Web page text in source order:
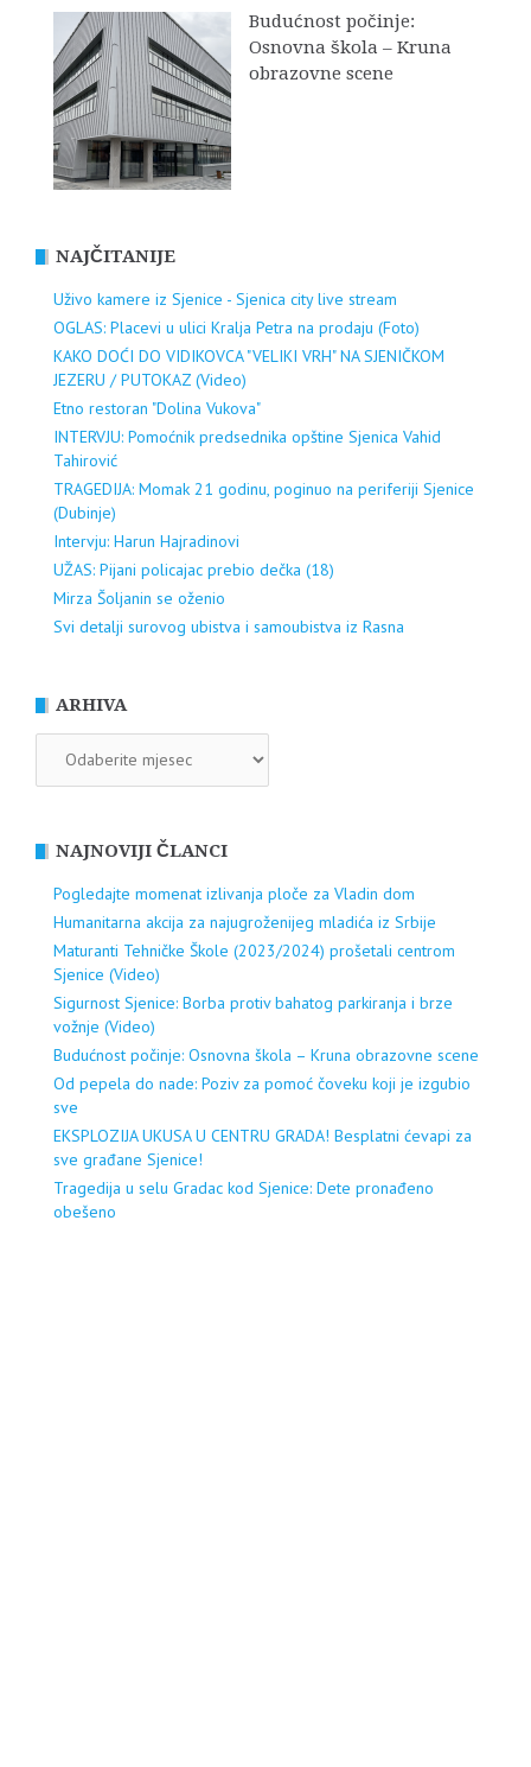
Budućnost počinje:
Osnovna škola – Kruna
obrazovne scene
NAJČITANIJE
Uživo kamere iz Sjenice - Sjenica city live stream
OGLAS: Placevi u ulici Kralja Petra na prodaju (Foto)
KAKO DOĆI DO VIDIKOVCA "VELIKI VRH" NA SJENIČKOM
JEZERU / PUTOKAZ (Video)
Etno restoran "Dolina Vukova"
INTERVJU: Pomoćnik predsednika opštine Sjenica Vahid
Tahirović
TRAGEDIJA: Momak 21 godinu, poginuo na periferiji Sjenice
(Dubinje)
Intervju: Harun Hajradinovi
UŽAS: Pijani policajac prebio dečka (18)
Mirza Šoljanin se oženio
Svi detalji surovog ubistva i samoubistva iz Rasna
ARHIVA
NAJNOVIJI ČLANCI
Pogledajte momenat izlivanja ploče za Vladin dom
Humanitarna akcija za najugroženijeg mladića iz Srbije
Maturanti Tehničke Škole (2023/2024) prošetali centrom
Sjenice (Video)
Sigurnost Sjenice: Borba protiv bahatog parkiranja i brze
vožnje (Video)
Budućnost počinje: Osnovna škola – Kruna obrazovne scene
Od pepela do nade: Poziv za pomoć čoveku koji je izgubio
sve
EKSPLOZIJA UKUSA U CENTRU GRADA! Besplatni ćevapi za
sve građane Sjenice!
Tragedija u selu Gradac kod Sjenice: Dete pronađeno
obešeno